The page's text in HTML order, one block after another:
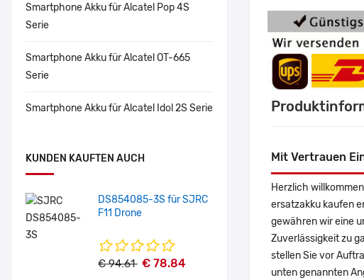
Smartphone Akku für Alcatel Pop 4S
Serie
Smartphone Akku für Alcatel OT-665
Serie
Smartphone Akku für Alcatel Idol 2S Serie
KUNDEN KAUFTEN AUCH
DS854085-3S für SJRC
F11 Drone
€ 94.61 € 78.84
Mit Vertrauen
Herzlich
ersatzakku kaufen
gewähren wir eine
Zuverlässigkeit zu
stellen Sie vor
unten genannten